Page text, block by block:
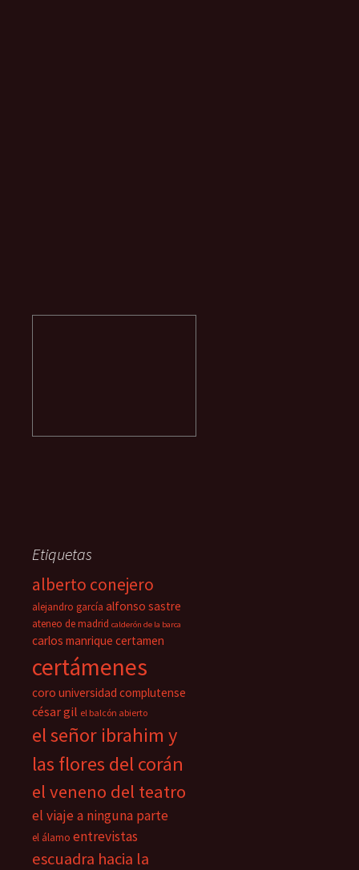
Etiquetas
alberto conejero
alejandro garcía alfonso sastre
ateneo de madrid calderón de la barca
carlos manrique certamen
certámenes
coro universidad complutense
césar gil el balcón abierto
el señor ibrahim y
las flores del corán
el veneno del teatro
el viaje a ninguna parte
el álamo entrevistas
escuadra hacia la